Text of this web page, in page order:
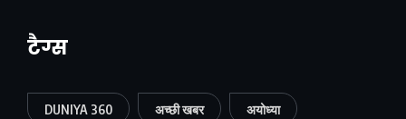
टैग्स
DUNIYA 360 अच्छी खबर अयोध्या